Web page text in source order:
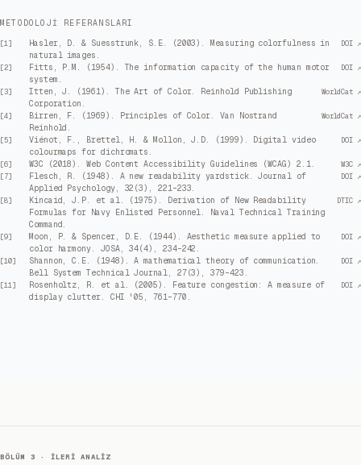
METODOLOJI REFERANSLARI
[1]
Hasler, D. & Suesstrunk, S.E. (2003). Measuring colorfulness in
natural images.
DOI ↗
[2]
Fitts, P.M. (1954). The information capacity of the human motor
system.
DOI ↗
[3]
Itten, J. (1961). The Art of Color. Reinhold Publishing
Corporation.
WorldCat ↗
[4]
Birren, F. (1969). Principles of Color. Van Nostrand
Reinhold.
WorldCat ↗
[5]
Viénot, F., Brettel, H. & Mollon, J.D. (1999). Digital video
colourmaps for dichromats.
DOI ↗
[6] W3C (2018). Web Content Accessibility Guidelines (WCAG) 2.1.
W3C ↗
[7]
Flesch, R. (1948). A new readability yardstick. Journal of
Applied Psychology, 32(3), 221–233.
DOI ↗
[8]
Kincaid, J.P. et al. (1975). Derivation of New Readability
Formulas for Navy Enlisted Personnel. Naval Technical Training
Command.
DTIC ↗
[9]
Moon, P. & Spencer, D.E. (1944). Aesthetic measure applied to
color harmony. JOSA, 34(4), 234–242.
DOI ↗
[10]
Shannon, C.E. (1948). A mathematical theory of communication.
Bell System Technical Journal, 27(3), 379–423.
DOI ↗
[11]
Rosenholtz, R. et al. (2005). Feature congestion: A measure of
display clutter. CHI '05, 761–770.
DOI ↗
BÖLÜM 3 · İLERI ANALIZ